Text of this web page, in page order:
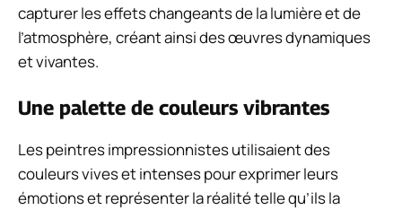
capturer les effets changeants de la lumière et de
l’atmosphère, créant ainsi des œuvres dynamiques
et vivantes.
Une palette de couleurs vibrantes
Les peintres impressionnistes utilisaient des
couleurs vives et intenses pour exprimer leurs
émotions et représenter la réalité telle qu’ils la